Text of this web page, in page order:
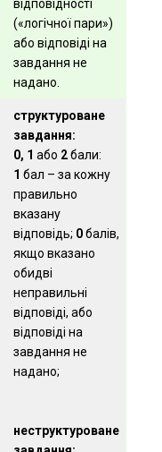
відповідності
(«логічної пари»)
або відповіді на
завдання не
надано.
структуроване
завдання:
0, 1 або 2бали:
1 бал – за кожну
правильно
вказану
відповідь; 0балів,
якщо вказано
обидві
неправильні
відповіді, або
відповіді на
завдання не
надано;
неструктуроване